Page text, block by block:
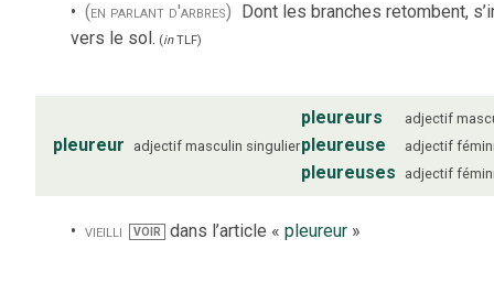
(en parlant d'arbres) Dont les branches retombent,
vers le sol. (inTLF)
pleureur adjectif masculin singulier
pleureurs adjectif
pleureuse adjectif
pleureuses adjectif
vieilli VOIR dans l’article « pleureur»